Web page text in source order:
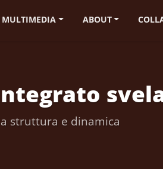
MULTIMEDIA ABOUT
struttura e dinamica